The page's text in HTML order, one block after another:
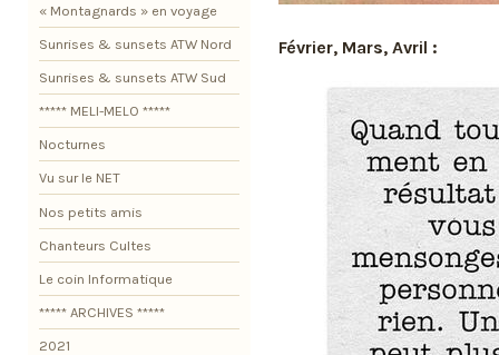
Février, Mars, Avril :
« Montagnards » en voyage
Sunrises & sunsets ATW Nord
Sunrises & sunsets ATW Sud
***** MELI-MELO *****
Nocturnes
Vu sur le NET
Nos petits amis
Chanteurs Cultes
Le coin Informatique
***** ARCHIVES *****
2021